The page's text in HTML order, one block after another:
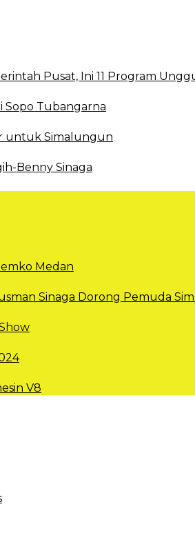
Pusat, Ini 11 Program
Sopo Tubangarna
untuk Simalungun
Benny Sinaga
Medan
Sinaga Dorong Pemuda
V8